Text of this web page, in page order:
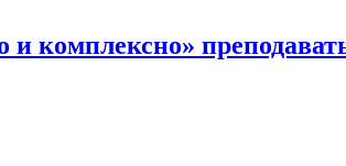
и комплексно»